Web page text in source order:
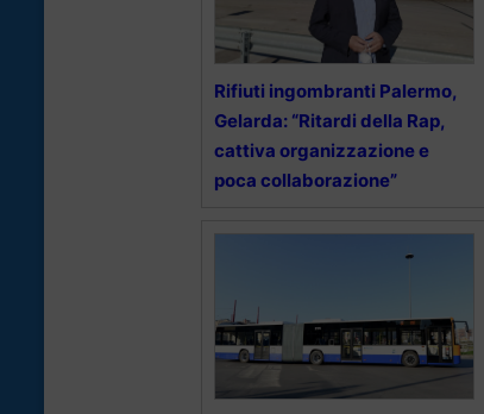
Rifiuti ingombranti Palermo,
Gelarda: “Ritardi della Rap,
cattiva organizzazione e
poca collaborazione”